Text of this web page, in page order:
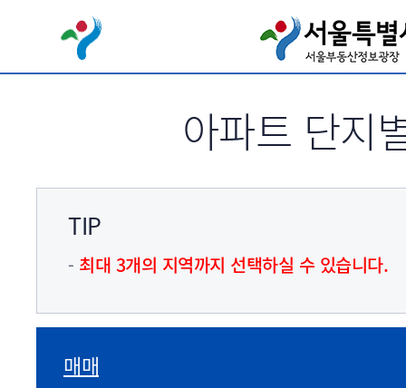
아파트 단지
TIP
최대 3개의 지역까지 선택하실 수 있습니다.
매매